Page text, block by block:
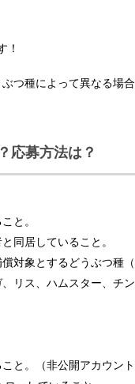
！
つ種によって異なる場合
応募方法は？
と。
同居していること。
対象とするどうぶつ種
ス、ハムスター、チン
と。（非公開アカウント